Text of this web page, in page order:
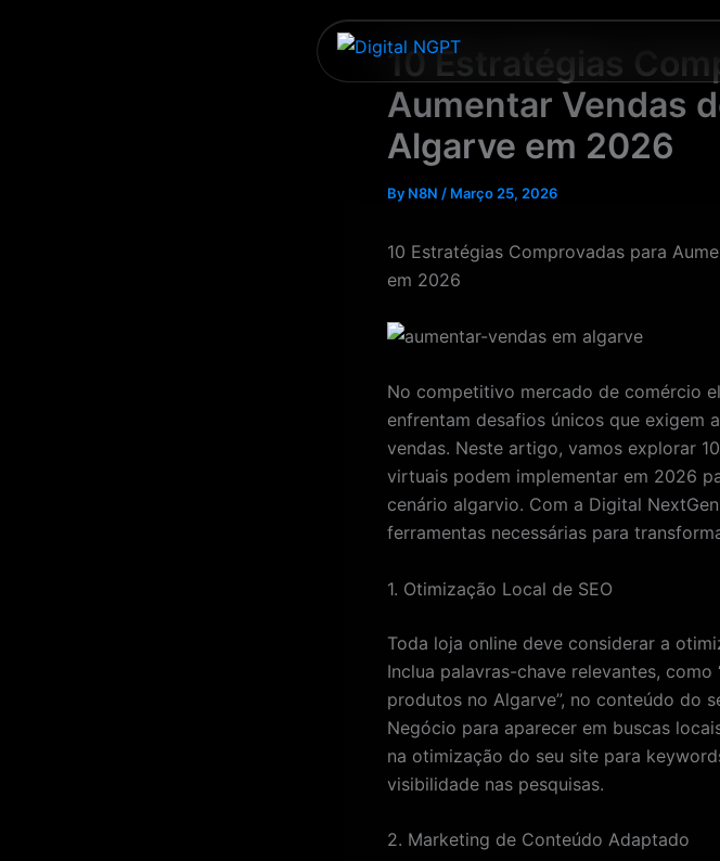
10 Estratégias
Aumentar Vendas
Algarve em 2026
By N8N / Março 25, 2026
10 Estratégias Comprovadas para
em 2026
No competitivo mercado de comércio
enfrentam desafios únicos que exigem
vendas. Neste artigo, vamos explorar
virtuais podem implementar em 2026
cenário algarvio. Com a Digital
ferramentas necessárias para
1. Otimização Local de SEO
Toda loja online deve considerar a
Inclua palavras-chave relevantes, como
produtos no Algarve”, no conteúdo do
Negócio para aparecer em buscas
na otimização do seu site para
visibilidade nas pesquisas.
2. Marketing de Conteúdo Adaptado